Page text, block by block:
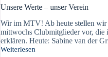
Unsere Werte – unser Verein
Wir im MTV! Ab heute stellen wir
mittwochs Clubmitglieder vor, die
erklären. Heute: Sabine van der
Weiterlesen
Unsere